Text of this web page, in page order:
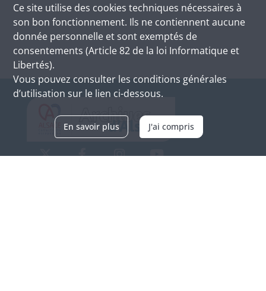
Ce site utilise des cookies techniques nécessaires à
son bon fonctionnement. Ils ne contiennent aucune
donnée personnelle et sont exemptés de
consentements (Article 82 de la loi Informatique et
Libertés).
Vous pouvez consulter les conditions générales
d’utilisation sur le lien ci-dessous.
En savoir plus J'ai compris